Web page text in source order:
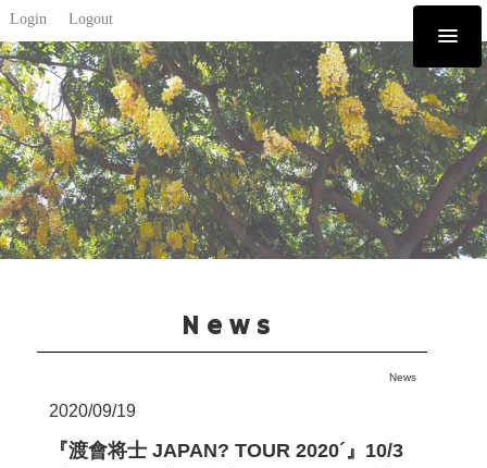
Login Logout
News
News
2020/09/19
『渡會将士 JAPAN? TOUR 2020´』10/3